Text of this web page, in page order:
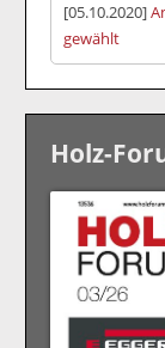
[05.10.2020]
gewählt
Holz-